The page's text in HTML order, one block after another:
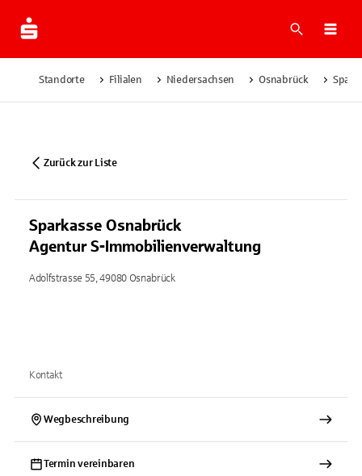
Suche
Standorte Filialen Niedersachsen Osnabrück
Zurück zur Liste
Sparkasse Osnabrück
Agentur S-Immobilienverwaltung
Adolfstrasse 55, 49080 Osnabrück
Kontakt
Wegbeschreibung
Termin vereinbaren